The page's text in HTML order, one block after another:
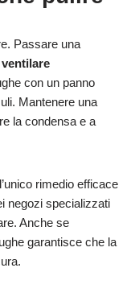
Passare una
ventilare
con un panno
Mantenere una
la condensa e a
rimedio efficace
negozi specializzati
Anche se
garantisce che la